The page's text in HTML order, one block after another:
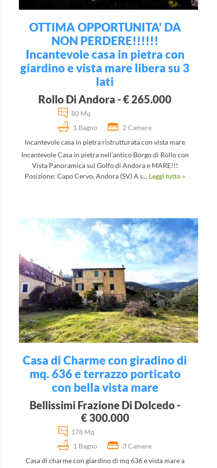
OTTIMA OPPORTUNITA' DA
NON PERDERE!!!!!!
Incantevole casa in pietra con
giardino e vista mare libera su 3
lati
Rollo Di Andora - € 265.000
80 Mq
1 Bagno
2 Camere
Incantevole casa in pietra ristrutturata con vista mare
Incantevole Casa in pietra nell'antico Borgo di Rollo con
Vista Panoramica sul Golfo di Andora e MARE!!!
Posizione: Capo Cervo, Andora (SV) A s... Leggi tutto »
Casa di Charme con giradino di
mq. 636 e terrazzo porticato
con bella vista mare
Bellissimi Frazione Di Dolcedo -
€ 300.000
178 Mq
1 Bagno
3 Camere
Casa di charme con giardino di mq 636 e vista mare a